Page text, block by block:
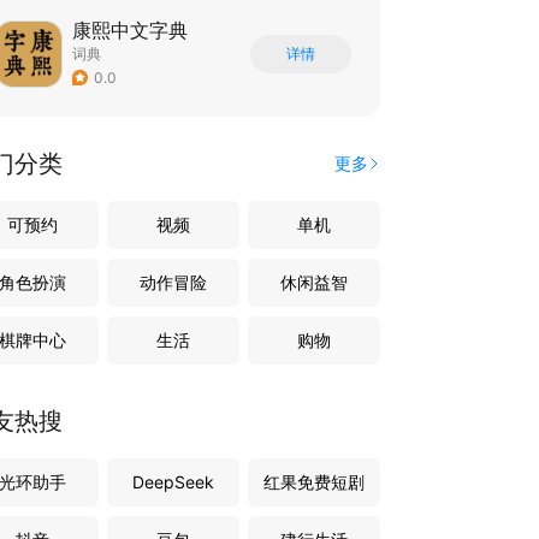
康熙中文字典
词典
0.0
详情
分类 更多
可预约 视频 单机
角色扮演 动作冒险 休闲益智
棋牌中心 生活 购物
热搜
光环助手 DeepSeek 红果免费短剧